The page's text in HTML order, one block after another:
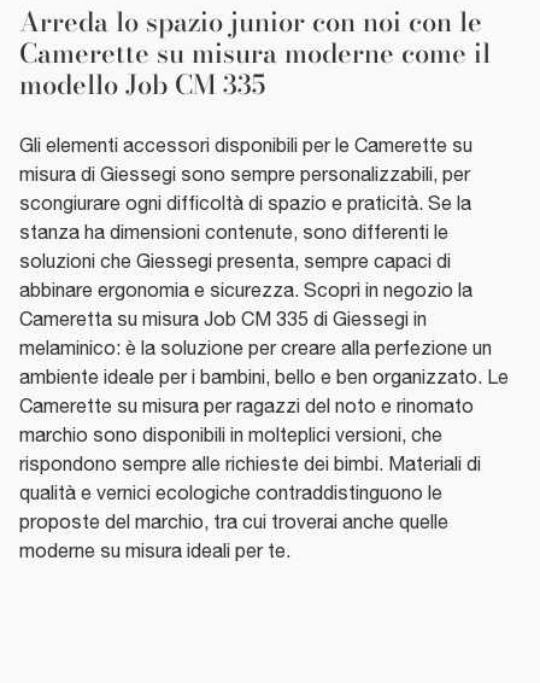
Arreda lo spazio junior con noi con le
Camerette su misura moderne come il
modello Job CM 335
Gli elementi accessori disponibili per le Camerette su
misura di Giessegi sono sempre personalizzabili, per
scongiurare ogni difficoltà di spazio e praticità. Se la
stanza ha dimensioni contenute, sono differenti le
soluzioni che Giessegi presenta, sempre capaci di
abbinare ergonomia e sicurezza. Scopri in negozio la
Cameretta su misura Job CM 335 di Giessegi in
melaminico: è la soluzione per creare alla perfezione un
ambiente ideale per i bambini, bello e ben organizzato. Le
Camerette su misura per ragazzi del noto e rinomato
marchio sono disponibili in molteplici versioni, che
rispondono sempre alle richieste dei bimbi. Materiali di
qualità e vernici ecologiche contraddistinguono le
proposte del marchio, tra cui troverai anche quelle
moderne su misura ideali per te.